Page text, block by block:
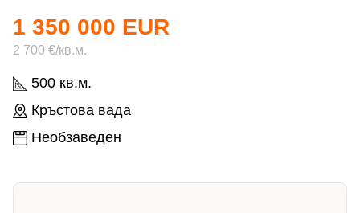
500 кв.м.
Кръстова вада
Необзаведен
1 350 000 EUR
2 700 €/кв.м.